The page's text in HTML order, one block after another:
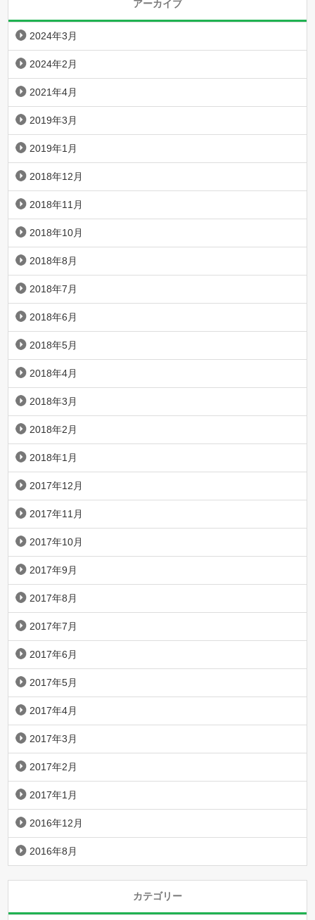
アーカイブ
2024年3月
2024年2月
2021年4月
2019年3月
2019年1月
2018年12月
2018年11月
2018年10月
2018年8月
2018年7月
2018年6月
2018年5月
2018年4月
2018年3月
2018年2月
2018年1月
2017年12月
2017年11月
2017年10月
2017年9月
2017年8月
2017年7月
2017年6月
2017年5月
2017年4月
2017年3月
2017年2月
2017年1月
2016年12月
2016年8月
カテゴリー